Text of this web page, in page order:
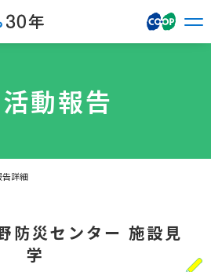
活動報告
詳細
防災センター 施設見
学